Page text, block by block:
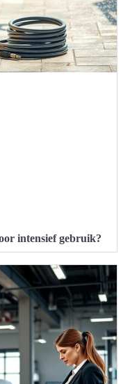
intensief gebruik?